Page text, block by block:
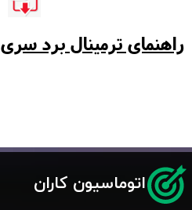
راهنمای ترمینال برد سری EDB
اتوماسیون کاران